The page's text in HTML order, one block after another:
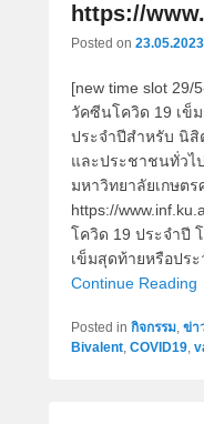
https://
Posted on 23.05.2023
[new time slot 29/
วัคซีนโควิด 19 เข็
ประจำปีสำหรับ นิสิ
และประชาชนทั่วไ
มหาวิทยาลัยเกษต
https://
โควิด 19 ประจำปี
เข็มสุดท้ายหรือปร
Continue Reading
Posted in กิจกรรม, ข่า
Bivalent, COVID19,